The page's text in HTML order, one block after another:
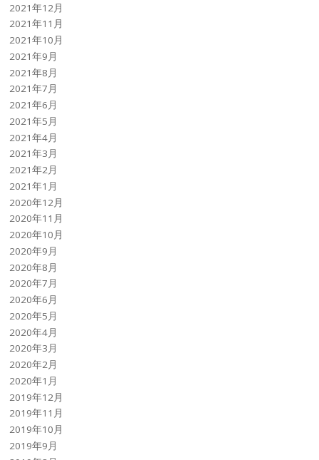
2021年12月
2021年11月
2021年10月
2021年9月
2021年8月
2021年7月
2021年6月
2021年5月
2021年4月
2021年3月
2021年2月
2021年1月
2020年12月
2020年11月
2020年10月
2020年9月
2020年8月
2020年7月
2020年6月
2020年5月
2020年4月
2020年3月
2020年2月
2020年1月
2019年12月
2019年11月
2019年10月
2019年9月